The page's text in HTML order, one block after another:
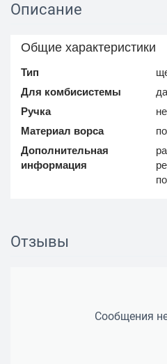
Описание
Общие характеристики
Тип
Для комбисистемы
Ручка
Материал ворса
Дополнительная
информация
Отзывы
Сообщения